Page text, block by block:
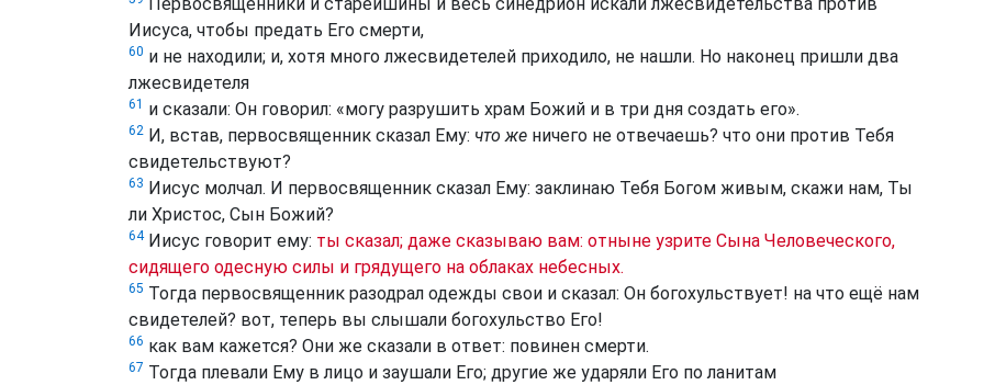
Иисуса, чтобы предать Его смерти,
60 и не находили; и, хотя много лжесвидетелей приходило, не нашли. Но наконец пришли два
лжесвидетеля
61 и сказали: Он говорил: «могу разрушить храм Божий и в три дня создать его».
62 И, встав, первосвященник сказал Ему: что же ничего не отвечаешь? что они против Тебя
свидетельствуют?
63 Иисус молчал. И первосвященник сказал Ему: заклинаю Тебя Богом живым, скажи нам, Ты
ли Христос, Сын Божий?
64Иисус говорит ему: ты сказал; даже сказываю вам: отныне узрите Сына Человеческого,
сидящего одесную силы и грядущего на облаках небесных.
65 Тогда первосвященник разодрал одежды свои и сказал: Он богохульствует! на что ещё нам
свидетелей? вот, теперь вы слышали богохульство Его!
66 как вам кажется? Они же сказали в ответ: повинен смерти.
67 Тогда плевали Ему в лицо и заушали Его; другие же ударяли Его по ланитам